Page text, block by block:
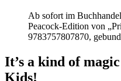
Ab sofort im
Peacock-Edition von
9783757807870,
It’s a kind of
Kids!